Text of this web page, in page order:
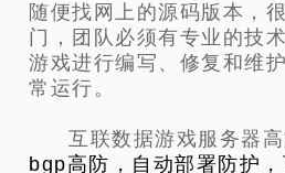
随便找网上的源码版本，
门，团队必须有专业的技
游戏进行编写、修复和维
常运行。
互联数据游戏服务器高
bgp高防 ， 自动部署防护